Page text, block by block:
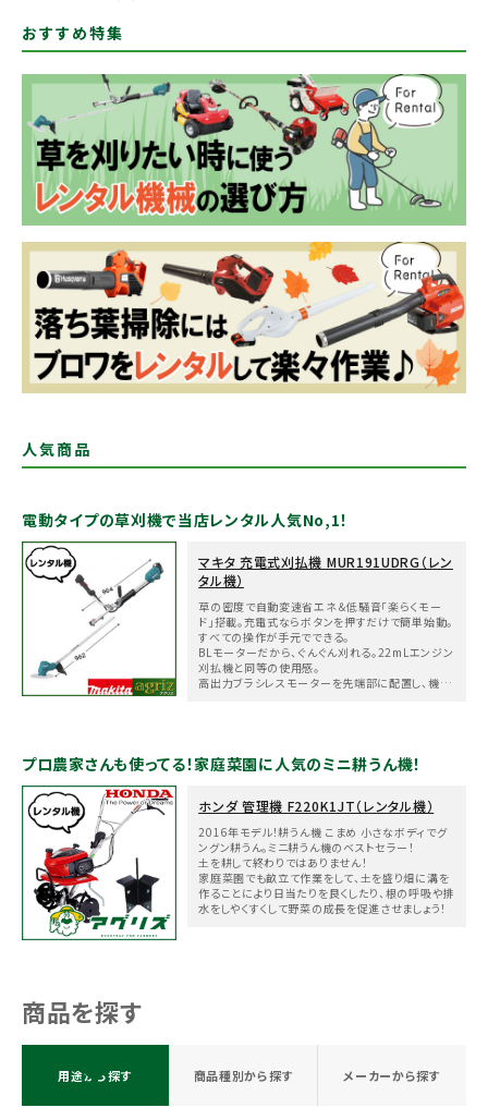
おすすめ特集
人気商品
電動タイプの草刈機で当店レンタル人気No,1！
マキタ 充電式刈払機 MUR191UDRG（レン
タル機）
草の密度で自動変速省エネ＆低騒音「楽らくモー
ド」搭載。充電式ならボタンを押すだけで簡単始動。
すべての操作が手元でできる。
BLモーターだから、ぐんぐん刈れる。22mLエンジン
刈払機と同等の使用感。
高出力ブラシレスモーターを先端部に配置し、機械
プロ農家さんも使ってる！家庭菜園に人気のミニ耕うん機！
ホンダ 管理機 F220K1JT（レンタル機）
2016年モデル！耕うん機 こまめ 小さなボディでグ
ングン耕うん。ミニ耕うん機のベストセラー！
土を耕して終わりではありません！
家庭菜園でも畝立て作業をして、土を盛り畑に溝を
作ることにより日当たりを良くしたり、根の呼吸や排
水をしやくすくして野菜の成長を促進させましょう！
商品を探す
用途から探す 商品種別から探す メーカーから探す